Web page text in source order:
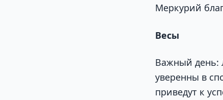
Меркурий
Весы
Важный день:
уверенны в
приведут к